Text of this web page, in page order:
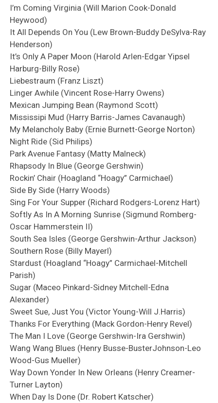
I’m Coming Virginia (Will Marion Cook-Donald
Heywood)
It All Depends On You (Lew Brown-Buddy DeSylva-Ray
Henderson)
It’s Only A Paper Moon (Harold Arlen-Edgar Yipsel
Harburg-Billy Rose)
Liebestraum (Franz Liszt)
Linger Awhile (Vincent Rose-Harry Owens)
Mexican Jumping Bean (Raymond Scott)
Mississipi Mud (Harry Barris-James Cavanaugh)
My Melancholy Baby (Ernie Burnett-George Norton)
Night Ride (Sid Philips)
Park Avenue Fantasy (Matty Malneck)
Rhapsody In Blue (George Gershwin)
Rockin’ Chair (Hoagland “Hoagy” Carmichael)
Side By Side (Harry Woods)
Sing For Your Supper (Richard Rodgers-Lorenz Hart)
Softly As In A Morning Sunrise (Sigmund Romberg-
Oscar Hammerstein II)
South Sea Isles (George Gershwin-Arthur Jackson)
Southern Rose (Billy Mayerl)
Stardust (Hoagland “Hoagy” Carmichael-Mitchell
Parish)
Sugar (Maceo Pinkard-Sidney Mitchell-Edna
Alexander)
Sweet Sue, Just You (Victor Young-Will J.Harris)
Thanks For Everything (Mack Gordon-Henry Revel)
The Man I Love (George Gershwin-Ira Gershwin)
Wang Wang Blues (Henry Busse-BusterJohnson-Leo
Wood-Gus Mueller)
Way Down Yonder In New Orleans (Henry Creamer-
Turner Layton)
When Day Is Done (Dr. Robert Katscher)